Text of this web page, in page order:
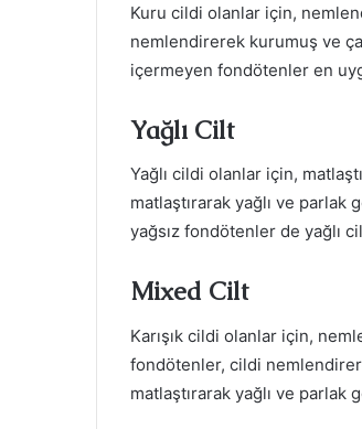
Kuru cildi olanlar için,
nemlendirerek kurumuş ve
içermeyen fondötenler en
Yağlı Cilt
Yağlı cildi olanlar için,
matlaştırarak yağlı ve
yağsız fondötenler de yağlı
Mixed Cilt
Karışık cildi olanlar için,
fondötenler, cildi
matlaştırarak yağlı ve parlak